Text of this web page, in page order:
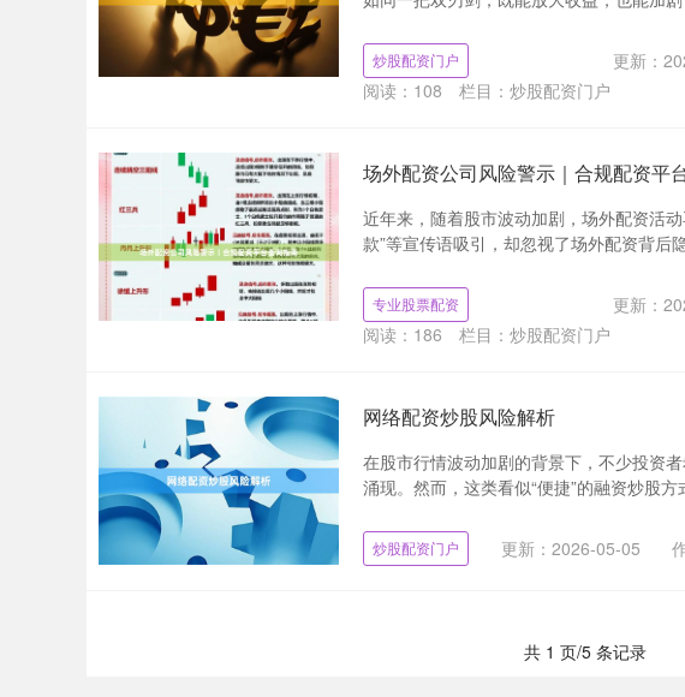
炒股配资门户 更新：
阅读： 108 栏目： 炒股配资门户
场外配资公司风险警示｜合规配资平
近年来，随着股市波动加剧，场外配资活
款”等宣传语吸引，却忽视了场外配资背后
专业股票配资 更新：
阅读： 186 栏目： 炒股配资门户
网络配资炒股风险解析
在股市行情波动加剧的背景下，不少投资
涌现。然而，这类看似“便捷”的融资炒股
炒股配资门户 更新：2026-05-05
共 1 页/5 条记录